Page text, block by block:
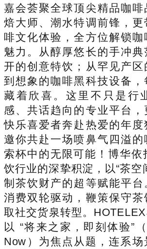
嘉会荟聚全球顶尖精品咖啡
焙大师、潮水特调前锋，更
啡文化体验，全方位解锁咖
魅力。从醇厚悠长的手冲典
开的创意特饮；从罕见产区
到想象的咖啡黑科技设备，
藏着欣喜。这里不只是行
感、共话趋向的专业平台
快乐喜爱者奔赴热爱的年度
邀你共赴一场喷鼻气四溢的
索杯中的无限可能！博华依
饮行业的深挚积淀，以“茶空
制茶饮财产的超等赋能平台
消费双轮驱动，鞭策保守茶
取社交货泉转型。
以 “将来之家，即刻体验”
Now）为焦点从题，连系场